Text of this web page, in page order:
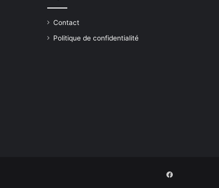
Contact
Politique de confidentialité
Facebook